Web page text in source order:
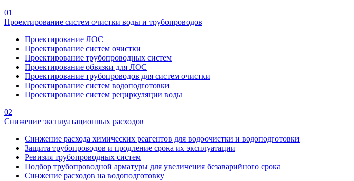
01
Проектирование систем очистки воды и трубопроводов
Проектирование ЛОС
Проектирование систем очистки
Проектирование трубопроводных систем
Проектирование обвязки для ЛОС
Проектирование трубопроводов для систем очистки
Проектирование систем водоподготовки
Проектирование систем рециркуляции воды
02
Снижение эксплуатационных расходов
Снижение расхода химических реагентов для водоочистки и водоподготовки
Защита трубопроводов и продление срока их эксплуатации
Ревизия трубопроводных систем
Подбор трубопроводной арматуры для увеличения безаварийного срока
Снижение расходов на водоподготовку